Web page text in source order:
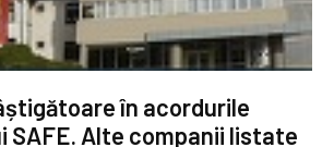
în acordurile
SAFE. Alte companii listate